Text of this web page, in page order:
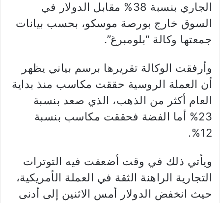
الجاري بنسبة 38% مقابل الدولار في
السوق خارج بورصة موسكو، بحسب بيانات
جمعتها وكالة “بلومبرغ”.
وأرفقت الوكالة تقريرها برسم بياني يظهر
أن العملة الروسية حققت مكاسب منذ بداية
العام أكثر من الذهب، الذي صعد بنسبة
23% أما الفضة فحققت مكاسب بنسبة
12%.
ويأتي ذلك في وقت أضعفت فيه التوترات
التجارية الراهنة الثقة في العملة الأمريكية،
حيث انخفض الدولار أمس الاثنين إلى أدنى